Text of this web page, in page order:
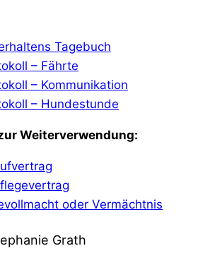
Tagebuch
– Fährte
– Kommunikation
– Hundestunde
Weiterverwendung:
oder Vermächtnis
Grath